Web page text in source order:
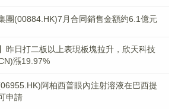
團(00884.HK)7月合同銷售金額約6.1億元
昨日打二板以上表現板塊拉升，欣天科技
漲19.97%
阿柏西普眼內注射溶液在巴西提
申請